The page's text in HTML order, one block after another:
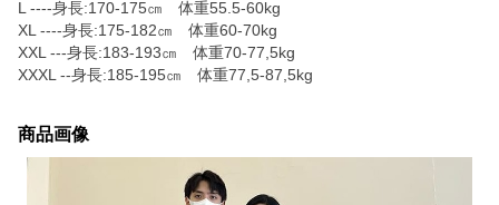
L ----身長:170-175㎝ 体重55.5-60kg
XL ----身長:175-182㎝ 体重60-70kg
XXL ---身長:183-193㎝ 体重70-77,5kg
XXXL --身長:185-195㎝ 体重77,5‐87,5kg
商品画像